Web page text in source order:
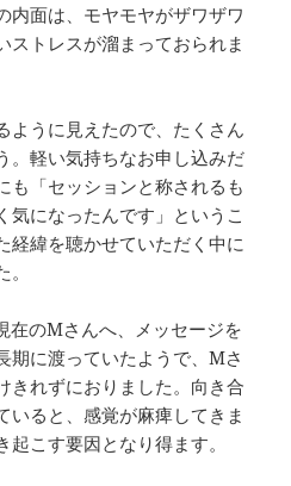
内面は、モヤモヤがザワザワ
ストレスが溜まっておられま
ように見えたので、たくさん
。軽い気持ちなお申し込みだ
も「セッションと称されるも
気になったんです」というこ
経緯を聴かせていただく中に
在のMさんへ、メッセージを
期に渡っていたようで、Mさ
きれずにおりました。向き合
いると、感覚が麻痺してきま
こす要因となり得ます。